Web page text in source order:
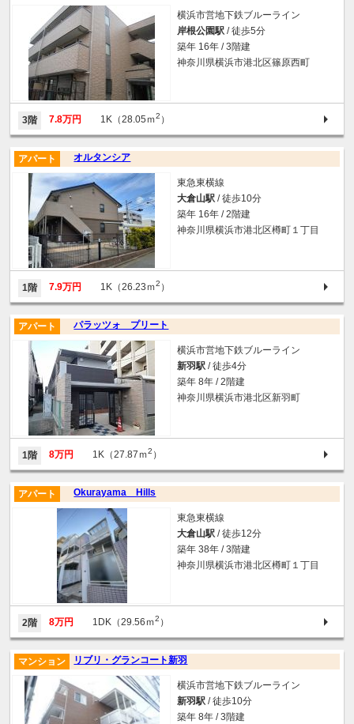
横浜市営地下鉄ブルーライン
岸根公園駅 / 徒歩5分
築年 16年 / 3階建
神奈川県横浜市港北区篠原西町
3階 7.8万円 1K（28.05ｍ2 ）
オルタンシア
アパート
東急東横線
大倉山駅 / 徒歩10分
築年 16年 / 2階建
神奈川県横浜市港北区樽町１丁目
1階 7.9万円 1K（26.23ｍ2 ）
パラッツォ プリート
アパート
横浜市営地下鉄ブルーライン
新羽駅 / 徒歩4分
築年 8年 / 2階建
神奈川県横浜市港北区新羽町
1階 8万円 1K（27.87ｍ2 ）
Okurayama Hills
アパート
東急東横線
大倉山駅 / 徒歩12分
築年 38年 / 3階建
神奈川県横浜市港北区樽町１丁目
2階 8万円 1DK（29.56ｍ2 ）
リブリ・グランコート新羽
マンション
横浜市営地下鉄ブルーライン
新羽駅 / 徒歩10分
築年 8年 / 3階建